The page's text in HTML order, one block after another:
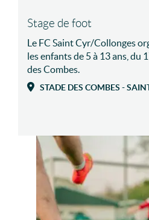
Stage de foot
Le FC Saint Cyr/Collonges
les enfants de 5 à 13 ans, du
des Combes.
STADE DES COMBES -